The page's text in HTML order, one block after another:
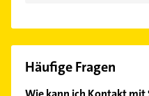
Häufige Fragen